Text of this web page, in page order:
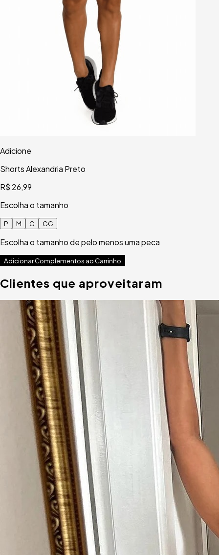
Adicione
Shorts Alexandria Preto
R$ 26,99
Escolha o tamanho
P M G GG
Escolha o tamanho de pelo menos uma peca
Adicionar Complementos ao Carrinho
Clientes que aproveitaram